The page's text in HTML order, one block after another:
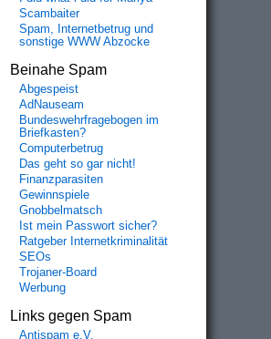
Scambaiter
Spam, Internetbetrug und
sonstige WWW Abzocke
Beinahe Spam
Abgespeist
AdNauseam
Bundeswehrfragebogen im
Briefkasten?
Computerbetrug
Das geht so gar nicht!
Finanzparasiten
Gewinnspiele
Gnobbelmatsch
Ist mein Passwort sicher?
Ratgeber Internetkriminalität
SEOs
Trojaner-Board
Werbung
Links gegen Spam
Antispam e.V.